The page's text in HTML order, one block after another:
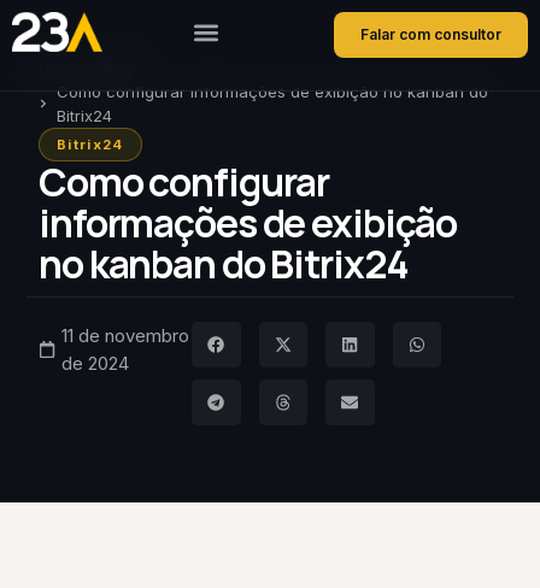
Falar com consultor
Como configurar informações de exibição no kanban do
Bitrix24
Bitrix24
Como configurar
informações de exibição
no kanban do Bitrix24
11 de novembro
de 2024